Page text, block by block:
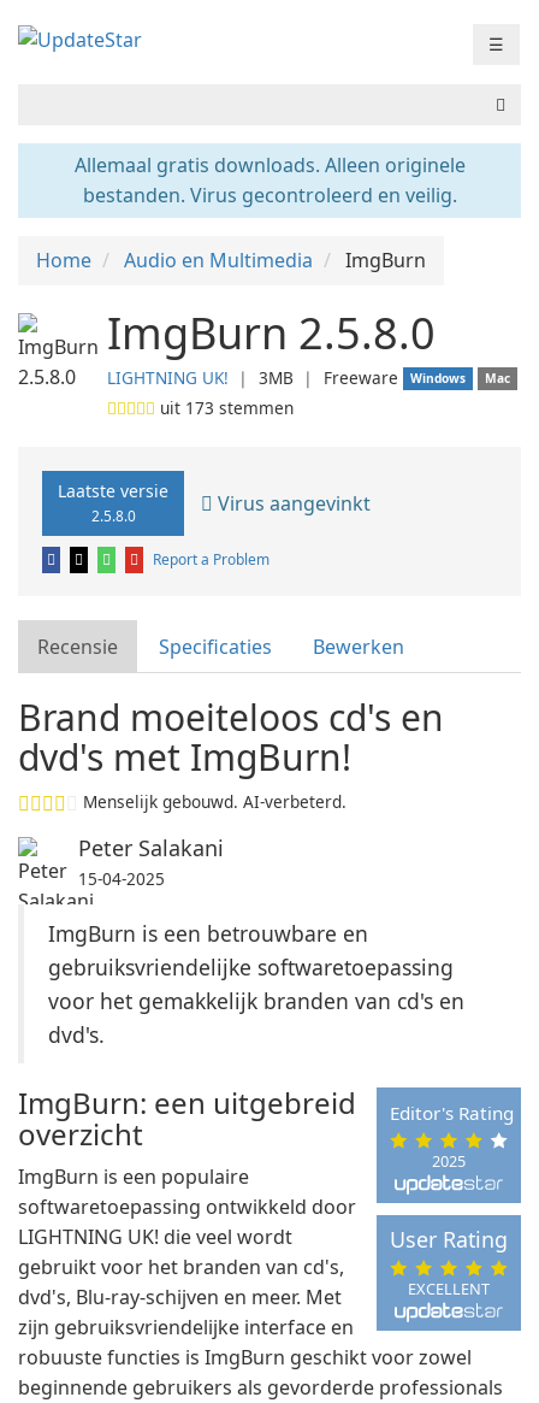
☰
Allemaal gratis downloads. Alleen originele
bestanden. Virus gecontroleerd en veilig.
Home Audio en Multimedia ImgBurn
ImgBurn 2.5.8.0
LIGHTNING UK! ❘ 3MB ❘ Freeware Windows Mac
uit 173 stemmen
Laatste versie
2.5.8.0 Virus aangevinkt
Report a Problem
Recensie Specificaties Bewerken
Brand moeiteloos cd's en
dvd's met ImgBurn!
Menselijk gebouwd. AI-verbeterd.
Peter Salakani
15-04-2025
ImgBurn is een betrouwbare en
gebruiksvriendelijke softwaretoepassing
voor het gemakkelijk branden van cd's en
dvd's.
2025
Editor's Rating
EXCELLENT
User Rating
ImgBurn: een uitgebreid
overzicht
ImgBurn is een populaire
softwaretoepassing ontwikkeld door
LIGHTNING UK! die veel wordt
gebruikt voor het branden van cd's,
dvd's, Blu-ray-schijven en meer. Met
zijn gebruiksvriendelijke interface en
robuuste functies is ImgBurn geschikt voor zowel
beginnende gebruikers als gevorderde professionals